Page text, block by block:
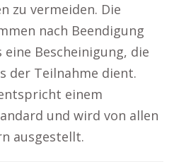
zu vermeiden. Die
nach Beendigung
eine Bescheinigung, die
der Teilnahme dient.
einem
und wird von allen
ausgestellt.